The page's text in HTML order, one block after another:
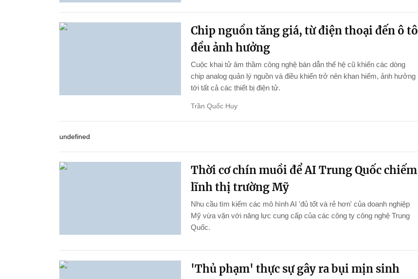
Chip nguồn tăng giá, từ điện thoại đến ô tô
đều ảnh hưởng
Cuộc khai tử âm thầm công nghệ bán dẫn thế hệ cũ khiến các dòng
chip analog quản lý nguồn và điều khiển trở nên khan hiếm, ảnh hưởng
tới tất cả các thiết bị điện tử.
Trần Quốc Huy
undefined
Thời cơ chín muồi để AI Trung Quốc chiếm
lĩnh thị trường Mỹ
Nhu cầu tìm kiếm các mô hình AI 'đủ tốt và rẻ hơn' của doanh nghiệp
Mỹ vừa vặn với năng lực cung cấp của các công ty công nghệ Trung
Quốc.
'Thủ phạm' thực sự gây ra bụi mịn sinh